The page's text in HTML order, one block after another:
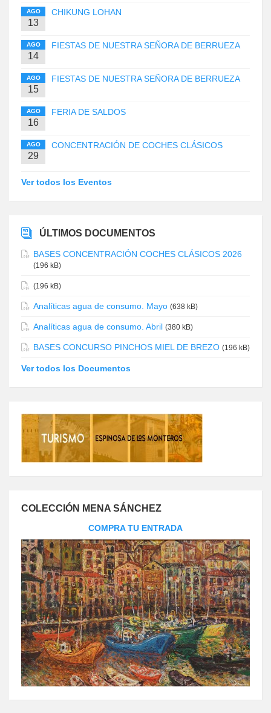
AGO
13
CHIKUNG LOHAN
AGO
14
FIESTAS DE NUESTRA SEÑORA DE BERRUEZA
AGO
15
FIESTAS DE NUESTRA SEÑORA DE BERRUEZA
AGO
16
FERIA DE SALDOS
AGO
29
CONCENTRACIÓN DE COCHES CLÁSICOS
Ver todos los Eventos
ÚLTIMOS DOCUMENTOS
BASES CONCENTRACIÓN COCHES CLÁSICOS 2026
(196 kB)
(196 kB)
Analíticas agua de consumo. Mayo (638 kB)
Analíticas agua de consumo. Abril (380 kB)
BASES CONCURSO PINCHOS MIEL DE BREZO (196 kB)
Ver todos los Documentos
COLECCIÓN MENA SÁNCHEZ
COMPRA TU ENTRADA